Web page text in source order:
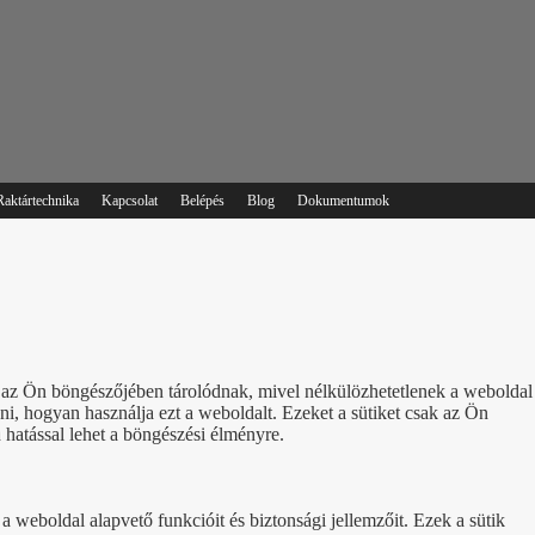
Kapcsolat Belépés Blog Dokumentumok
Ön böngészőjében tárolódnak, mivel nélkülözhetetlenek a weboldal
hogyan használja ezt a weboldalt. Ezeket a sütiket csak az Ön
lehet a böngészési élményre.
weboldal alapvető funkcióit és biztonsági jellemzőit. Ezek a sütik